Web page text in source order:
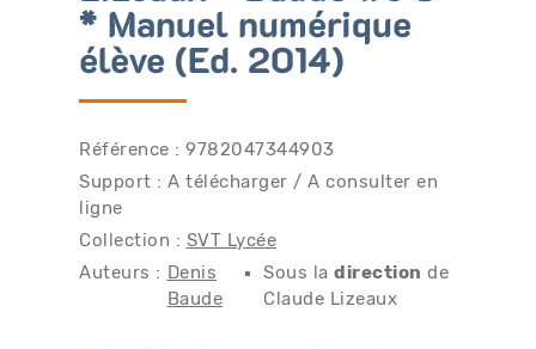
* Manuel numérique
élève (Ed. 2014)
Référence : 9782047344903
Support : A télécharger / A consulter en
ligne
Collection : SVT Lycée
Auteurs : Denis
Baude
Sous ladirection de
Claude Lizeaux